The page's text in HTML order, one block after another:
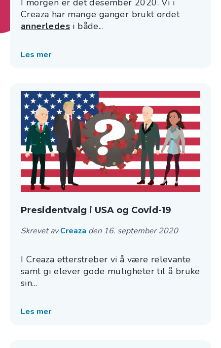
I morgen er det desember 2020. Vi i
Creaza har mange ganger brukt ordet
annerledes i både...
Les mer
Presidentvalg i USA og Covid-19
Skrevet avCreaza den 16. september 2020
I Creaza etterstreber vi å være relevante
samt gi elever gode muligheter til å bruke
sin...
Les mer